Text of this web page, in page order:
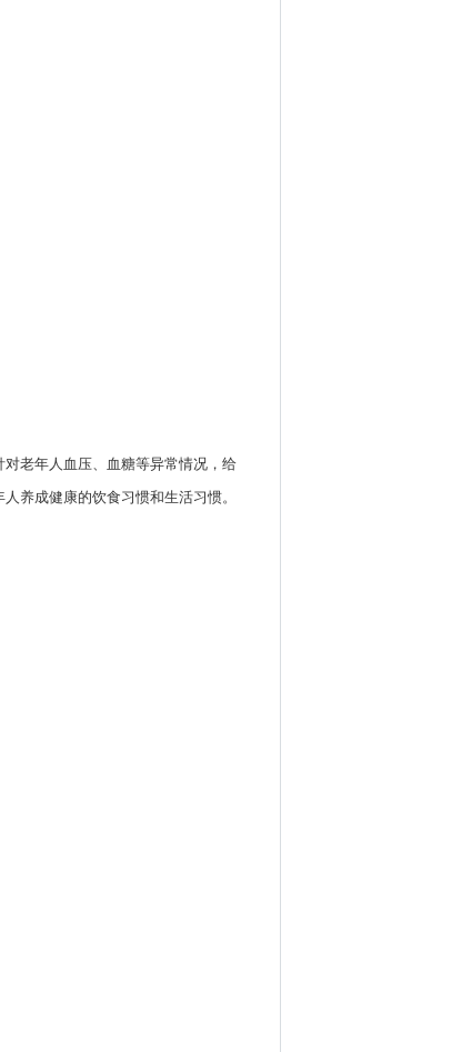
老年人血压、血糖等异常情况，给
养成健康的饮食习惯和生活习惯。